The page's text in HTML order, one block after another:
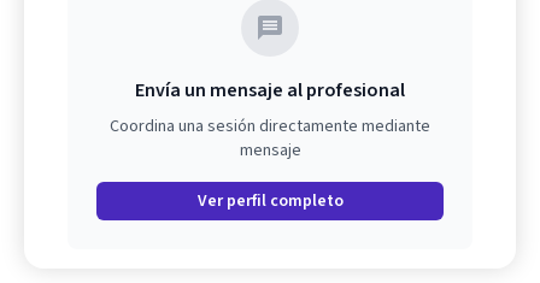
Envía un mensaje al profesional
Coordina una sesión directamente mediante
mensaje
Ver perfil completo